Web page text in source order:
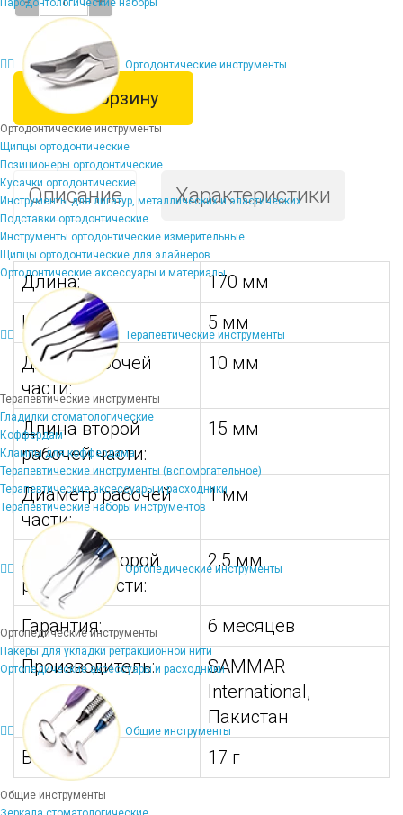
Пародонтологические наборы
Ортодонтические инструменты
Ортодонтические инструменты
Щипцы ортодонтические
Позиционеры ортодонтические
Кусачки ортодонтические
Инструменты для лигатур, металлических и эластических
Подставки ортодонтические
Инструменты ортодонтические измерительные
Щипцы ортодонтические для элайнеров
Ортодонтические аксессуары и материалы
Терапевтические инструменты
Терапевтические инструменты
Гладилки стоматологические
Коффердам
Клампы для коффердама
Терапевтические инструменты (вспомогательное)
Терапевтические аксессуары и расходники
Терапевтические наборы инструментов
Ортопедические инструменты
Ортопедические инструменты
Пакеры для укладки ретракционной нити
Ортопедические аксессуары и расходники
Общие инструменты
Общие инструменты
В корзину
Описание Характеристики
Длина:
170 мм
Ширина:
5 мм
Длина рабочей
части:
10 мм
Длина второй
рабочей части:
15 мм
Диаметр рабочей
части:
1 мм
Диаметр второй
рабочей части:
2,5 мм
Гарантия:
6 месяцев
Производитель:
SAMMAR
International,
Пакистан
Вес:
17 г